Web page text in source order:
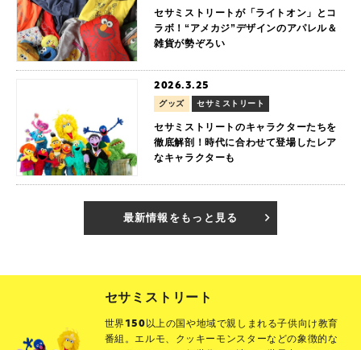
セサミストリートが「ライトオン」とコ
ラボ！“アメカジ”デザインのアパレル＆
雑貨が勢ぞろい
2026.3.25
グッズ セサミストリート
セサミストリートのキャラクターたちを
徹底解剖！時代に合わせて登場したレア
なキャラクターも
最新情報をもっと見る
セサミストリート
世界150以上の国や地域で親しまれる子供向け教育
番組。エルモ、クッキーモンスターなどの象徴的な